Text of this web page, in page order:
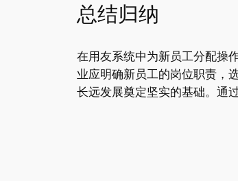
总结归纳
在用友系统中为新员工分配操
业应明确新员工的岗位职责，
长远发展奠定坚实的基础。通